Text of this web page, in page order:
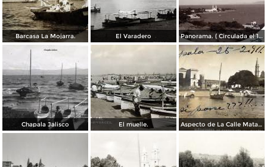
Barcasa La Mojarra. El Varadero Panorama. ( Circulada el 17 de Diciembre de 1906 ).
Chapala Jalisco El muelle. Aspecto de La Calle Matamoros ( Circulada el 25 de Febrero de 1911 ).